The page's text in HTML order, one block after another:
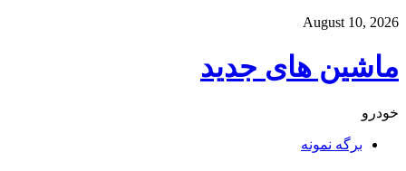
August 10, 2026
ماشین های جدید
خودرو
برگه نمونه